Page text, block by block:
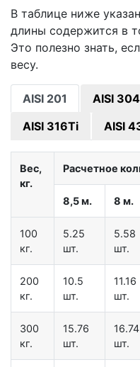
В таблице ниже
длины содержится в
Это полезно знать,
весу.
AISI 201 AISI 304
AISI 316Ti
AISI
Вес,
кг.
Расчетное
8,5 м. 8 м.
100
кг.
5.25
шт.
5.58
шт.
200
кг.
10.5
шт.
11.16
шт.
300
кг.
15.76
шт.
16.74
шт.